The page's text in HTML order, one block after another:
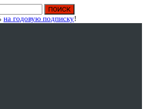
на годовую подписку!